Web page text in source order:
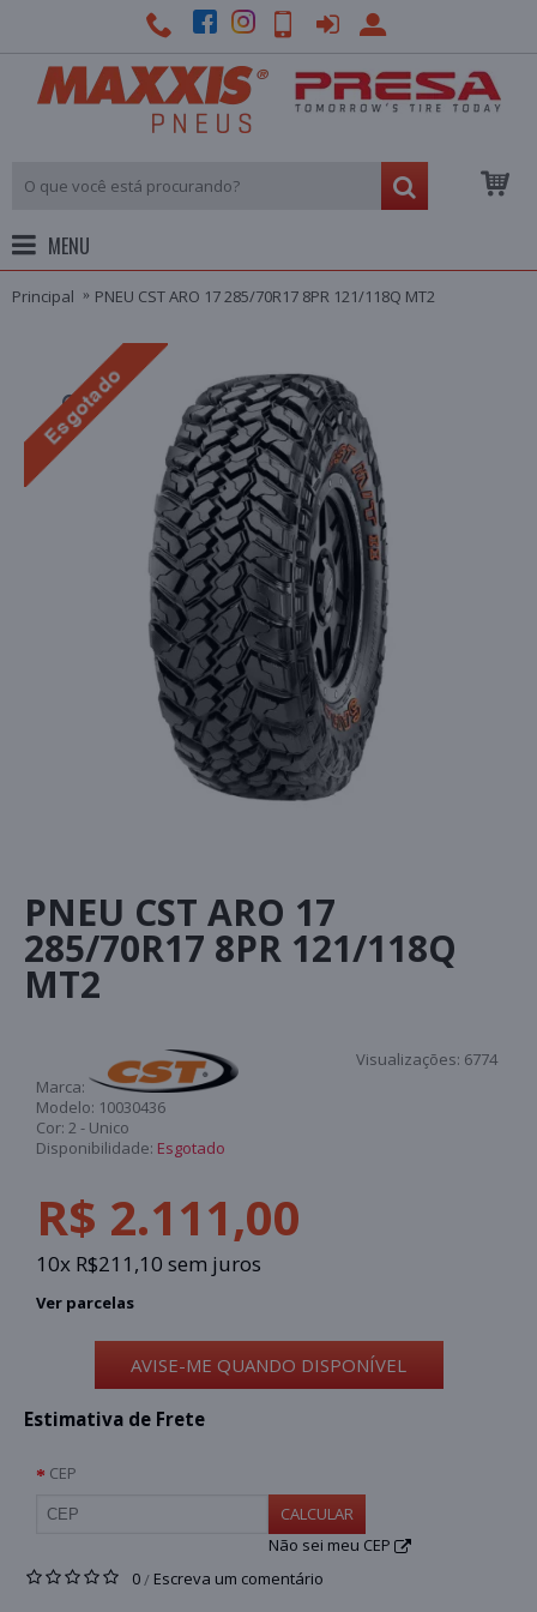
MENU
Principal PNEU CST ARO 17 285/70R17 8PR 121/118Q MT2
PNEU CST ARO 17
285/70R17 8PR 121/118Q
MT2
Visualizações: 6774
Marca:
Modelo: 10030436
Cor: 2 - Unico
Disponibilidade: Esgotado
R$ 2.111,00
10x R$211,10 sem juros
Ver parcelas
AVISE-ME QUANDO DISPONÍVEL
Estimativa de Frete
CEP
CALCULAR
Não sei meu CEP
0/ Escreva um comentário